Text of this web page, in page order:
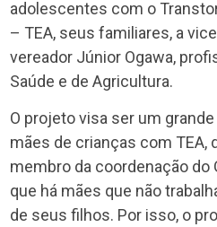
adolescentes com o
– TEA, seus familiares, a
vereador Júnior Ogawa,
Saúde e de Agricultura.
O projeto visa ser um
mães de crianças com TEA,
membro da coordenação do
que há mães que não
de seus filhos. Por isso, o